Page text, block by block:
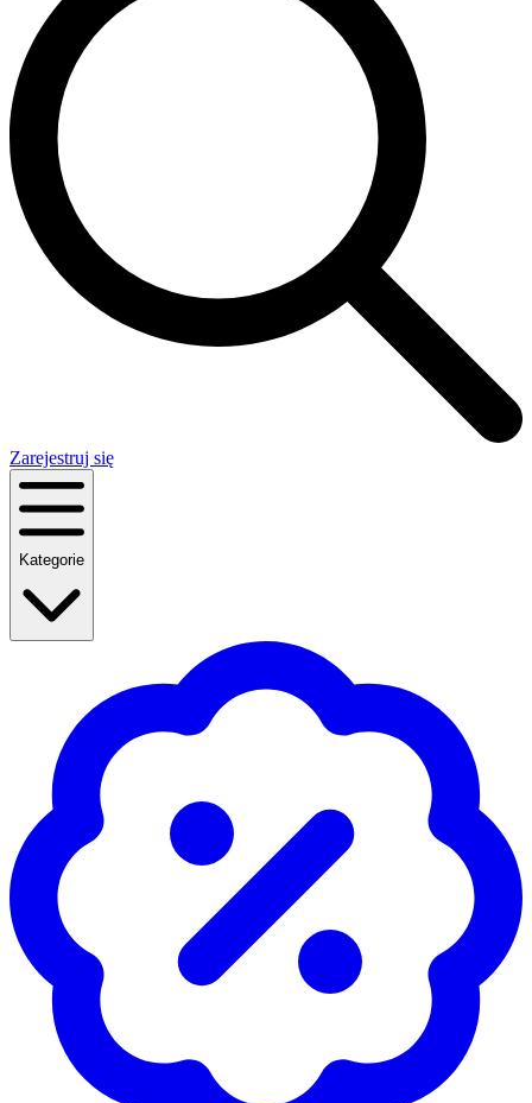
Zarejestruj się
Kategorie